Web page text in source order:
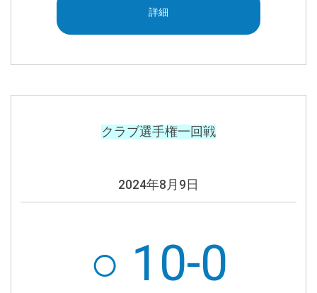
詳細
クラブ選手権一回戦
2024年8月9日
○ 10-0